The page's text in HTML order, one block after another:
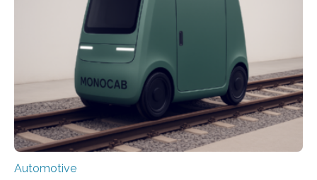
logistische Branche. Ziel ist es, Entwicklungskosten zu
senken und den Technologietransfer in eine nachhaltige
Luftlogistik zu fördern. Das Bundesministerium für
Forschung, Technologie und Raumfahrt fördert das
Transferprojekt mit einer Laufzeit von drei Jahren mit
660.000 Euro. Forschende der FH Kiel…
Automotive